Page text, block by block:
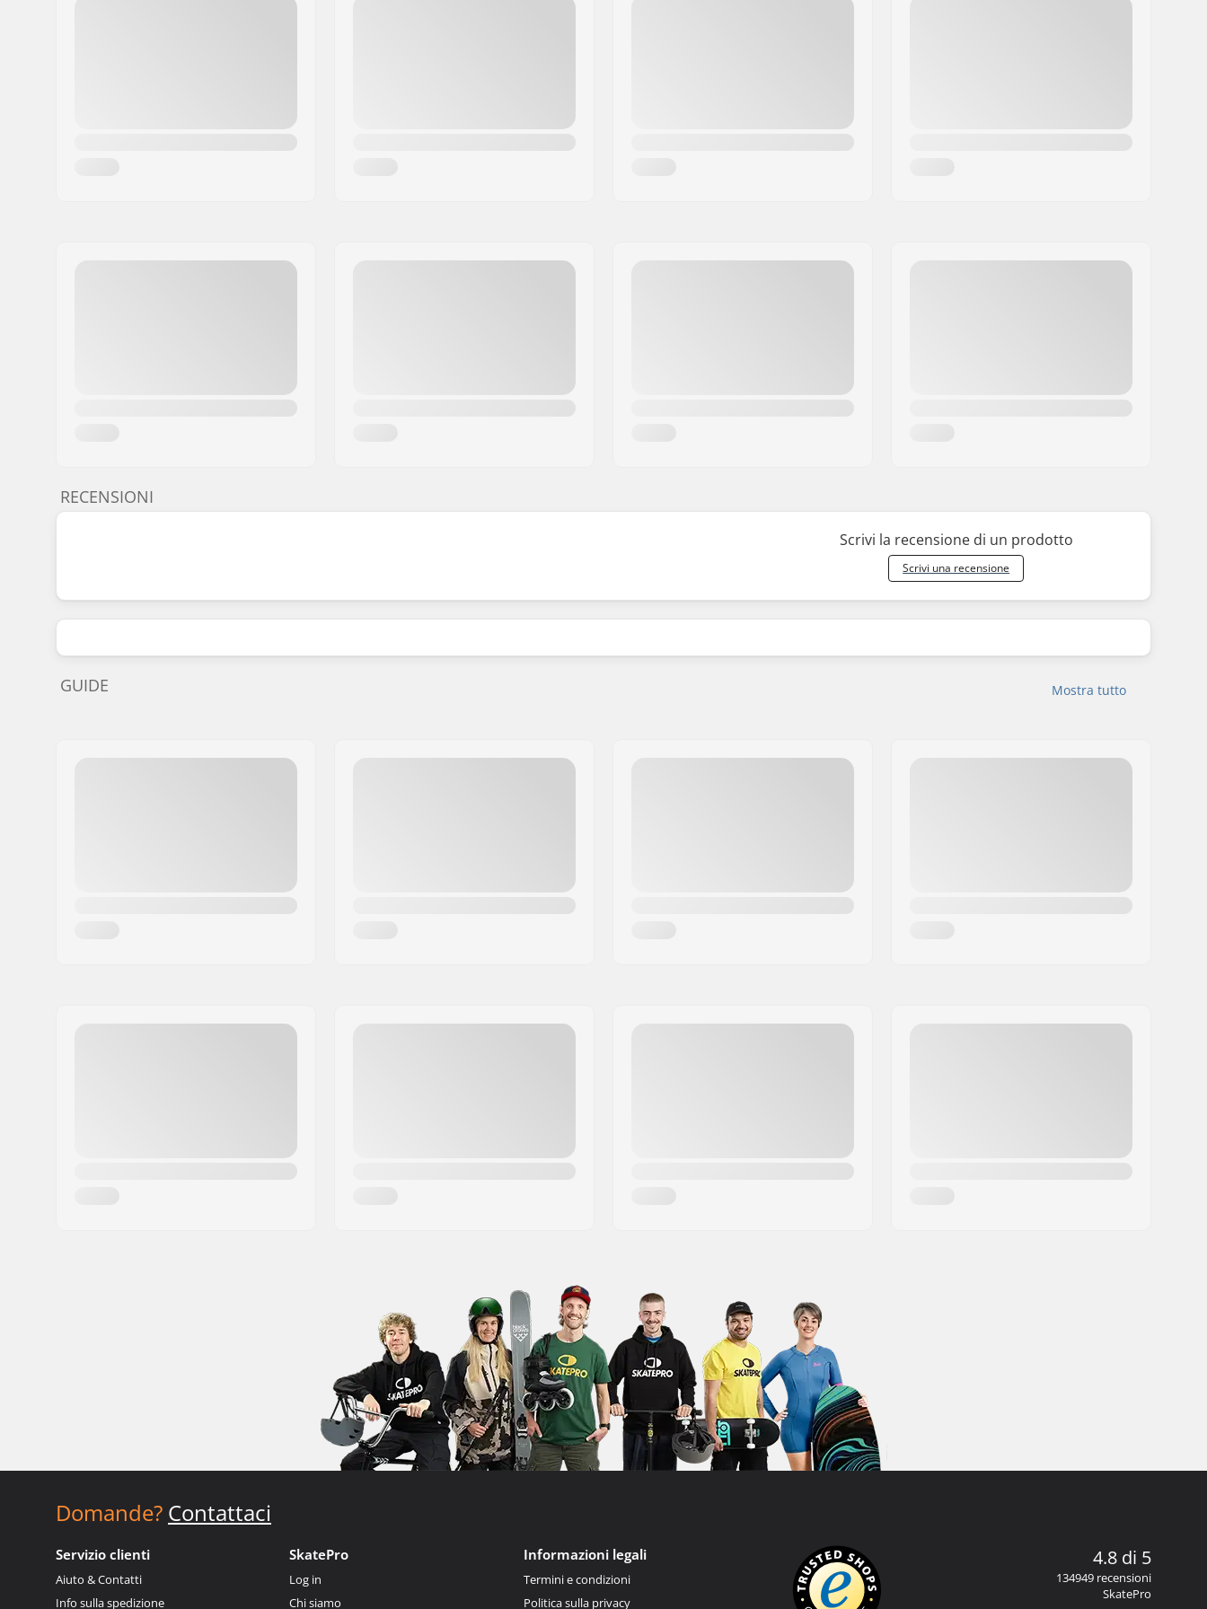
RECENSIONI
Scrivi la recensione di un prodotto
Scrivi una recensione
Mostra tutto
GUIDE
Domande? Contattaci
Servizio clienti
Aiuto & Contatti
Info sulla spedizione
SkatePro
Log in
Chi siamo
Informazioni legali
Termini e condizioni
Politica sulla privacy
4.8 di 5
134949 recensioni
SkatePro